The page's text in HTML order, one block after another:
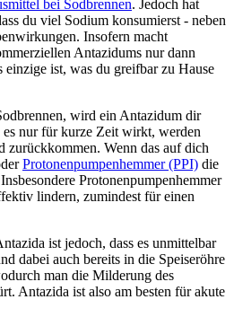
bei Sodbrennen. Jedoch hat
du viel Sodium konsumierst - neben
Insofern macht
Antazidums nur dann
einzige ist, was du greifbar zu Hause
wird ein Antazidum dir
nur für kurze Zeit wirkt, werden
zurückkommen. Wenn das auf dich
Protonenpumpenhemmer (PPI) die
Protonenpumpenhemmer
lindern, zumindest für einen
ist jedoch, dass es unmittelbar
dabei auch bereits in die Speiseröhre
man die Milderung des
Antazida ist also am besten für akute